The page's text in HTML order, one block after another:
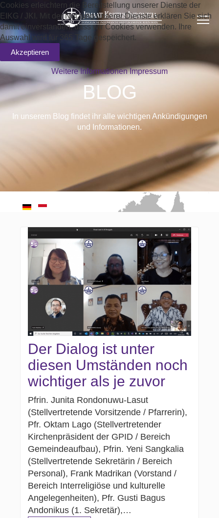
BLOG
In unserem Blog findet ihr alle wichtigen Ankündigungen
und Informationen.
Der Dialog ist unter
diesen Umständen noch
wichtiger als je zuvor
Pfrin. Junita Rondonuwu-Lasut
(Stellvertretende Vorsitzende / Pfarrerin),
Pfr. Oktam Lago (Stellvertretender
Kirchenpräsident der GPID / Bereich
Gemeindeaufbau), Pfrin. Yeni Sangkalia
(Stellvertretende Sekretärin / Bereich
Personal), Frank Madrikan (Vorstand /
Bereich Interreligiöse und kulturelle
Angelegenheiten), Pfr. Gusti Bagus
Andonikus (1. Sekretär),…
Cookies erleichtern die Bereitstellung unserer Dienste der
EIKG / JKI. Mit der Nutzung unserer Dienste erklären Sie sich
damit einverstanden, dass wir Cookies verwenden. Ihre
Auswahl wird für 365 Tage gespeichert.
Akzeptieren
Weitere Informationen Impressum